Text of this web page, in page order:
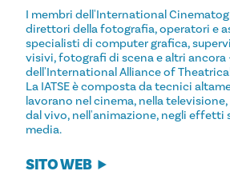
I membri dell'International
direttori della fotografia, operatori e
specialisti di computer grafica,
visivi, fotografi di scena e altri
dell'International Alliance of
La IATSE è composta da tecnici
lavorano nel cinema, nella
dal vivo, nell'animazione, negli effetti
media.
SITO WEB